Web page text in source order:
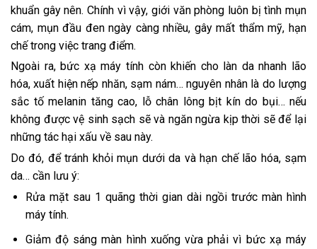
khuẩn gây nên. Chính vì vậy, giới văn phòng luôn bị tình mụn
cám, mụn đầu đen ngày càng nhiều, gây mất thẩm mỹ, hạn
chế trong việc trang điểm.
Ngoài ra, bức xạ máy tính còn khiến cho làn da nhanh lão
hóa, xuất hiện nếp nhăn, sạm nám… nguyên nhân là do lượng
sắc tố melanin tăng cao, lỗ chân lông bịt kín do bụi… nếu
không được vệ sinh sạch sẽ và ngăn ngừa kịp thời sẽ để lại
những tác hại xấu về sau này.
Do đó, để tránh khỏi mụn dưới da và hạn chế lão hóa, sạm
da… cần lưu ý:
Rửa mặt sau 1 quãng thời gian dài ngồi trước màn hình
máy tính.
Giảm độ sáng màn hình xuống vừa phải vì bức xạ máy